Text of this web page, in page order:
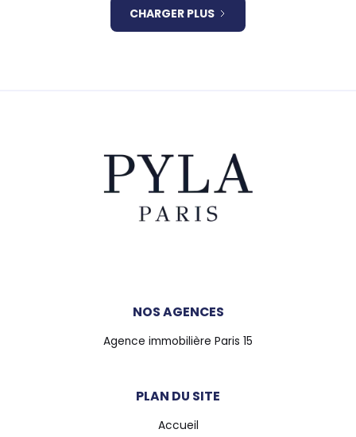
CHARGER PLUS
NOS AGENCES
Agence immobilière Paris 15
PLAN DU SITE
Accueil